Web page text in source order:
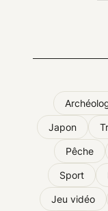
Japon
Pêche
Sport
Jeu vidéo